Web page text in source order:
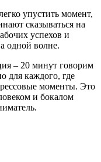
упустить момент,
сказываться на
успехов и
одной волне.
– 20 минут говорим
для каждого, где
моменты. Это
и бокалом